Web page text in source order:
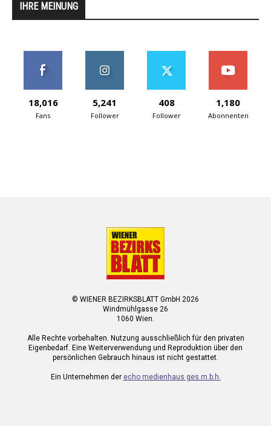
IHRE MEINUNG
18,016
Fans
5,241
Follower
408
Follower
1,180
Abonnenten
© WIENER BEZIRKSBLATT GmbH 2026
Windmühlgasse 26
1060 Wien.
Alle Rechte vorbehalten. Nutzung ausschließlich für den privaten
Eigenbedarf. Eine Weiterverwendung und Reproduktion über den
persönlichen Gebrauch hinaus ist nicht gestattet.
Ein Unternehmen der echo medienhaus ges.m.b.h.